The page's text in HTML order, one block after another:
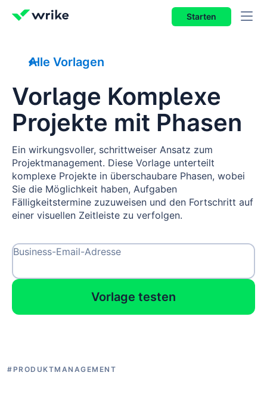
Starten
Alle Vorlagen
Vorlage Komplexe
Projekte mit Phasen
Ein wirkungsvoller, schrittweiser Ansatz zum
Projektmanagement. Diese Vorlage unterteilt
komplexe Projekte in überschaubare Phasen, wobei
Sie die Möglichkeit haben, Aufgaben
Fälligkeitstermine zuzuweisen und den Fortschritt auf
einer visuellen Zeitleiste zu verfolgen.
Business-Email-Adresse
Vorlage testen
#PRODUKTMANAGEMENT